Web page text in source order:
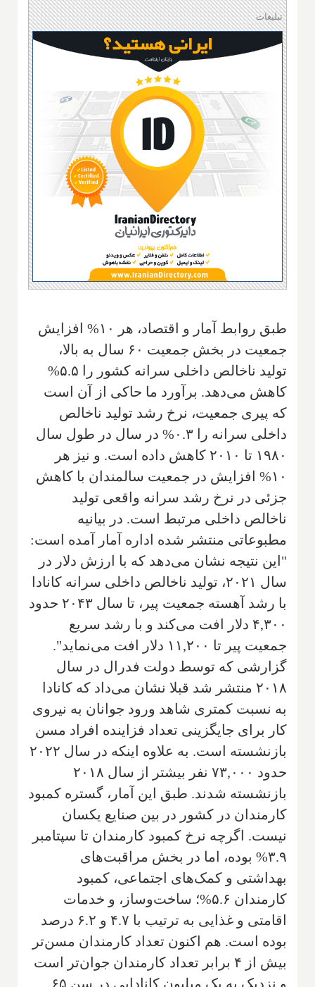
تبلیغات
طبق روابط آمار و اقتصاد، هر ۱۰% افزایش
جمعیت در بخش جمعیت ۶۰ سال به بالا،
تولید ناخالص داخلی سرانه کشور را ۵.۵%
کاهش می‌دهد. برآورد ما حاکی از آن است
که پیری جمعیت، نرخ رشد تولید ناخالص
داخلی سرانه را ۰.۳% در سال در طول سال
۱۹۸۰ تا ۲۰۱۰ کاهش داده است. و نیز هر
۱۰% افزایش در جمعیت سالمندان با کاهش
جزئی در نرخ رشد سرانه واقعی تولید
ناخالص داخلی مرتبط است. در بیانیه
مطبوعاتی منتشر شده اداره آمار آمده است:
"این نتیجه نشان می‌دهد که با ارزش دلار در
سال ۲۰۲۱، تولید ناخالص داخلی سرانه کانادا
با رشد آهسته جمعیت پیر، تا سال ۲۰۴۳ حدود
۴,۳۰۰ دلار افت می‌کند و با رشد سریع
جمعیت پیر تا ۱۱,۲۰۰ دلار افت می‌نماید".
گزارشی که توسط دولت فدرال در سال
۲۰۱۸ منتشر شد قبلا نشان می‌داد که کانادا
به نسبت کمتری شاهد ورود جوانان به نیروی
کار برای جایگزینی تعداد فزاینده افراد مسن
بازنشسته است. به علاوه اینکه در سال ۲۰۲۲
حدود ۷۳,۰۰۰ نفر بیشتر از سال ۲۰۱۸
بازنشسته شدند. طبق این آمار، گستره کمبود
کارمندان در کشور در بین صنایع یکسان
نیست. اگرچه نرخ کمبود کارمندان تا سپتامبر
۳.۹% بوده، اما در بخش مراقبت‌های
بهداشتی و کمک‌های اجتماعی، کمبود
کارمندان ۵.۶%؛ ساخت‌وساز، و خدمات
اقامتی و غذایی به ترتیب با ۴.۷ و ۶.۲ درصد
بوده است. هم اکنون تعداد کارمندان مسن‌تر
بیش از ۴ برابر تعداد کارمندان جوان‌تر است
و نزدیک به یک میلیون کانادایی در سن ۶۵